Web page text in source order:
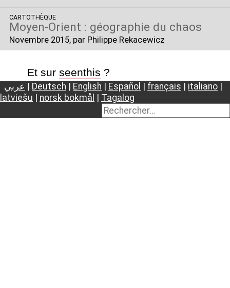
CARTOTHÈQUE
Moyen-Orient : géographie du chaos
Novembre 2015, par Philippe Rekacewicz
Et sur seenthis ?
عربي Deutsch English Español français italiano
latviešu
norsk bokmål Tagalog